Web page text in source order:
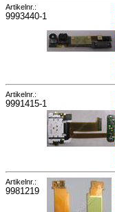
Artikelnr.:
9993440-1
Artikelnr.:
9991415-1
Artikelnr.:
9981219